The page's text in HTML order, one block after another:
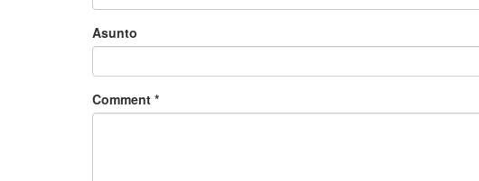
Asunto
Comment *